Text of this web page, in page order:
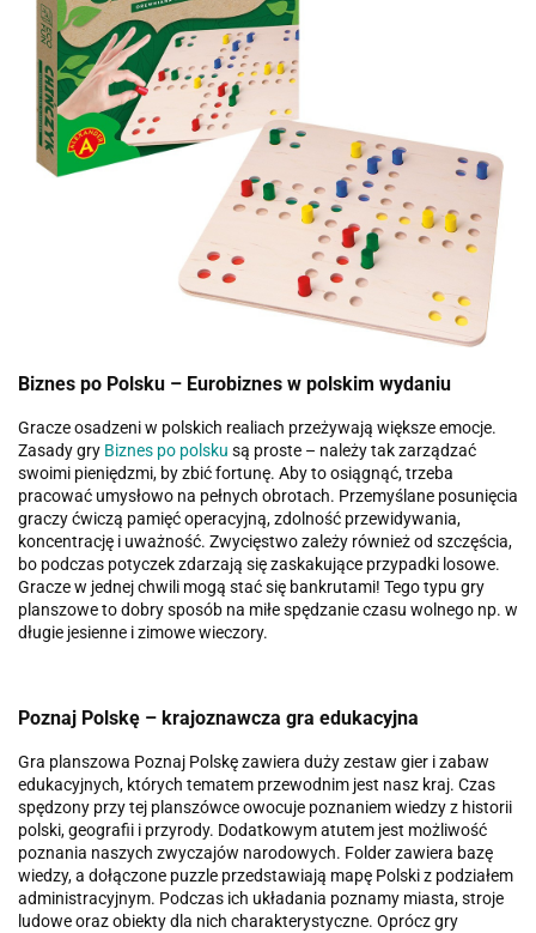
Biznes po Polsku – Eurobiznes w polskim wydaniu
Gracze osadzeni w polskich realiach przeżywają większe emocje.
Zasady gry Biznes po polsku są proste – należy tak zarządzać
swoimi pieniędzmi, by zbić fortunę. Aby to osiągnąć, trzeba
pracować umysłowo na pełnych obrotach. Przemyślane posunięcia
graczy ćwiczą pamięć operacyjną, zdolność przewidywania,
koncentrację i uważność. Zwycięstwo zależy również od szczęścia,
bo podczas potyczek zdarzają się zaskakujące przypadki losowe.
Gracze w jednej chwili mogą stać się bankrutami! Tego typu gry
planszowe to dobry sposób na miłe spędzanie czasu wolnego np. w
długie jesienne i zimowe wieczory.
Poznaj Polskę – krajoznawcza gra edukacyjna
Gra planszowa Poznaj Polskę zawiera duży zestaw gier i zabaw
edukacyjnych, których tematem przewodnim jest nasz kraj. Czas
spędzony przy tej planszówce owocuje poznaniem wiedzy z historii
polski, geografii i przyrody. Dodatkowym atutem jest możliwość
poznania naszych zwyczajów narodowych. Folder zawiera bazę
wiedzy, a dołączone puzzle przedstawiają mapę Polski z podziałem
administracyjnym. Podczas ich układania poznamy miasta, stroje
ludowe oraz obiekty dla nich charakterystyczne. Oprócz gry